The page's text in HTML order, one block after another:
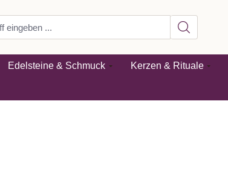
Edelsteine & Schmuck Kerzen & Rituale